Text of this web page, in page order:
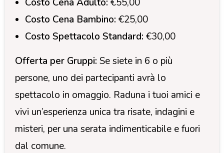
Costo Cena Bambino: €25,00
Costo Spettacolo Standard: €30,00
Offerta per Gruppi: Se siete in 6 o più
persone, uno dei partecipanti avrà lo
spettacolo in omaggio. Raduna i tuoi amici e
vivi un’esperienza unica tra risate, indagini e
misteri, per una serata indimenticabile e fuori
dal comune.